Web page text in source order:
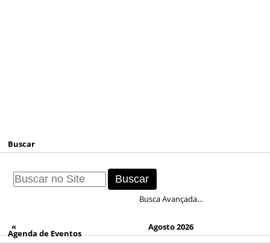
Buscar
Busca Avançada…
Agenda de Eventos
« Agosto 2026